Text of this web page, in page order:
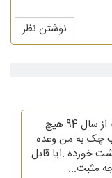
نوشتن نظر
سلام .من تعدادی چک از چند نفر دارم که از سال 94 هیچ
چک به من وعده
خورده .ایا قابل
مثبت...